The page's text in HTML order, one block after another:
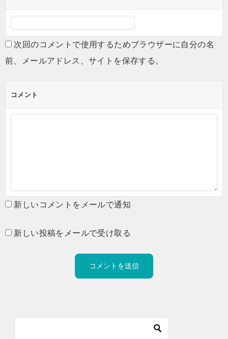
次回のコメントで使用するためブラウザーに自分の名
前、メールアドレス、サイトを保存する。
コメント
新しいコメントをメールで通知
新しい投稿をメールで受け取る